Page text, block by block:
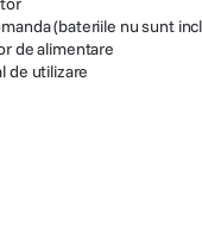
(bateriile nu sunt
de alimentare
de utilizare